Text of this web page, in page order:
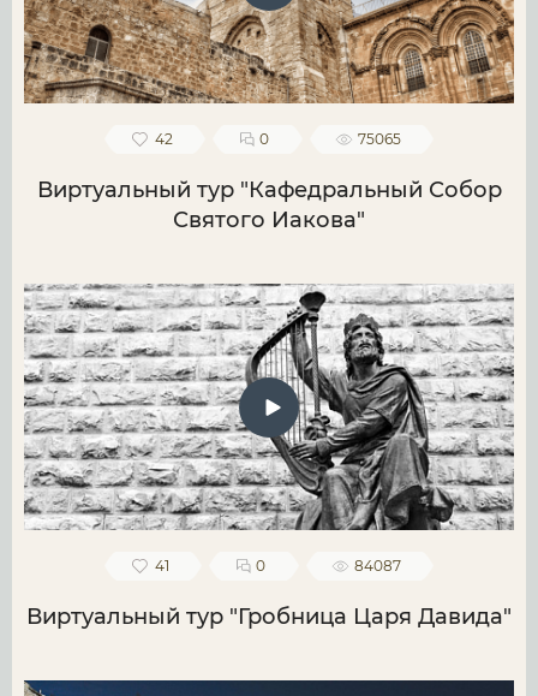
42 0 75065
Виртуальный тур "Кафедральный Собор
Святого Иакова"
41 0 84087
Виртуальный тур "Гробница Царя Давида"